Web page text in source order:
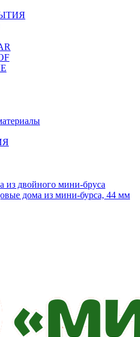
из двойного мини-бруса
дома из мини-бурса, 44 мм